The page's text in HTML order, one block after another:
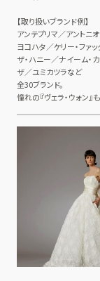
【取り扱いブランド例】
アンテプリマ／アントニ
ヨコハタ／ケリー・ファ
ザ・ハニー／ナイーム・
ザ／ユミカツラなど
全30ブランド。
憧れの『ヴェラ・ウォン